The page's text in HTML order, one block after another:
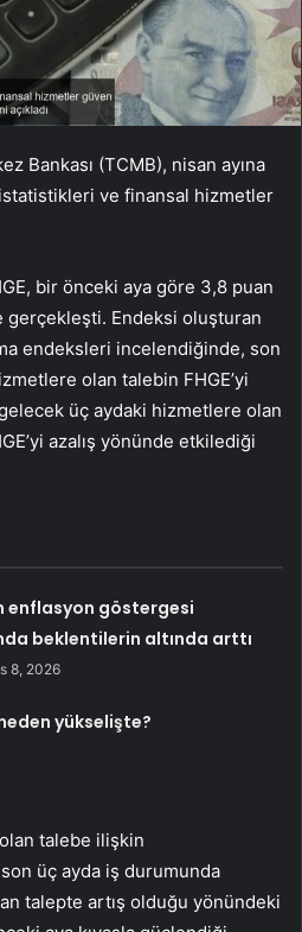
Bankası (TCMB), nisan ayına
ve finansal hizmetler
bir önceki aya göre 3,8 puan
gerçekleşti. Endeksi oluşturan
endeksleri incelendiğinde, son
olan talebin FHGE’yi
üç aydaki hizmetlere olan
azalış yönünde etkilediği
enflasyon göstergesi
beklentilerin altında arttı
8, 2026
yükselişte?
talebe ilişkin
üç ayda iş durumunda
talepte artış olduğu yönündeki